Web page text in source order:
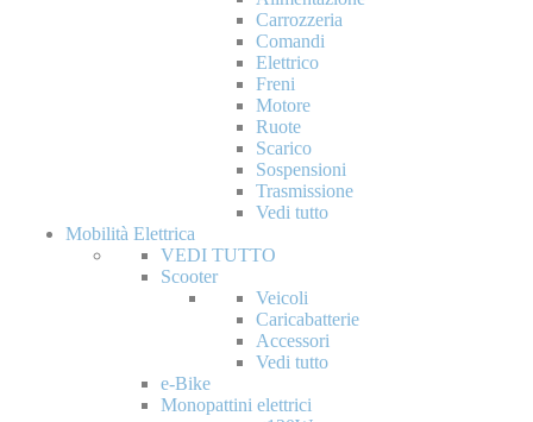
Carrozzeria
Comandi
Elettrico
Freni
Motore
Ruote
Scarico
Sospensioni
Trasmissione
Vedi tutto
Mobilità Elettrica
VEDI TUTTO
Scooter
Veicoli
Caricabatterie
Accessori
Vedi tutto
e-Bike
Monopattini elettrici